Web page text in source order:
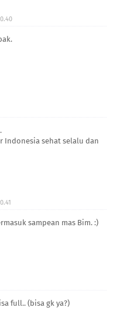
Indonesia sehat selalu dan
sampean mas Bim. :)
full.. (bisa gk ya?)